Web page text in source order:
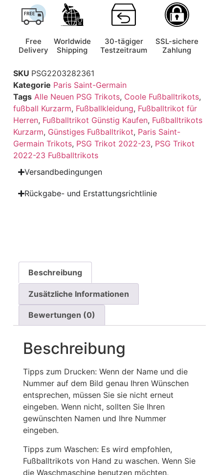
Free
Delivery
Worldwide
Shipping
30-tägiger
Testzeitraum
SSL-sichere
Zahlung
SKU PSG2203282361
Kategorie Paris Saint-Germain
Tags Alle Neuen PSG Trikots, Coole Fußballtrikots,
fußball Kurzarm, Fußballkleidung, Fußballtrikot für
Herren, Fußballtrikot Günstig Kaufen, Fußballtrikots
Kurzarm, Günstiges Fußballtrikot, Paris Saint-
Germain Trikots, PSG Trikot 2022-23, PSG Trikot
2022-23 Fußballtrikots
Versandbedingungen
Rückgabe- und Erstattungsrichtlinie
Beschreibung
Zusätzliche Informationen
Bewertungen (0)
Beschreibung
Tipps zum Drucken: Wenn der Name und die
Nummer auf dem Bild genau Ihren Wünschen
entsprechen, müssen Sie sie nicht erneut
eingeben. Wenn nicht, sollten Sie Ihren
gewünschten Namen und Ihre Nummer
eingeben.
Tipps zum Waschen: Es wird empfohlen,
Fußballtrikots von Hand zu waschen. Wenn Sie
die Waschmaschine benutzen möchten,